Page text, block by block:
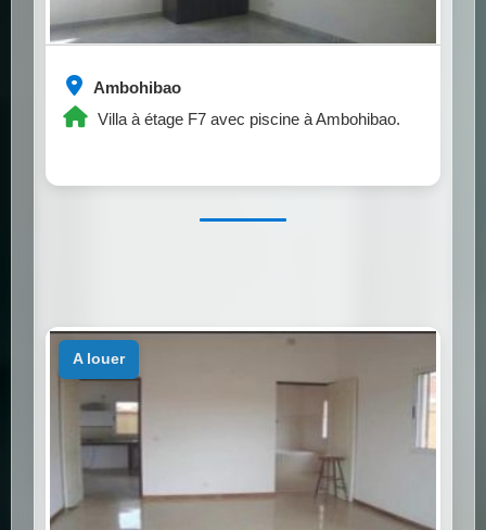
Ambohibao
Villa à étage F7 avec piscine à Ambohibao.
a louer